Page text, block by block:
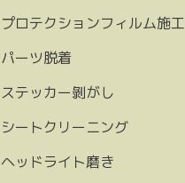
プロテクションフィルム施工
パーツ脱着
ステッカー剝がし
シートクリーニング
ヘッドライト磨き